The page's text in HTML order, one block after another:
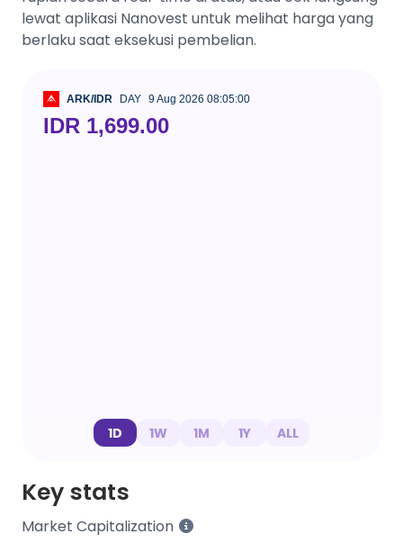
lewat aplikasi Nanovest untuk melihat harga yang
berlaku saat eksekusi pembelian.
ARK/IDR DAY 9 Aug 2026 08:05:00
IDR 1,699.00
1D 1W 1M 1Y ALL
Key stats
Market Capitalization